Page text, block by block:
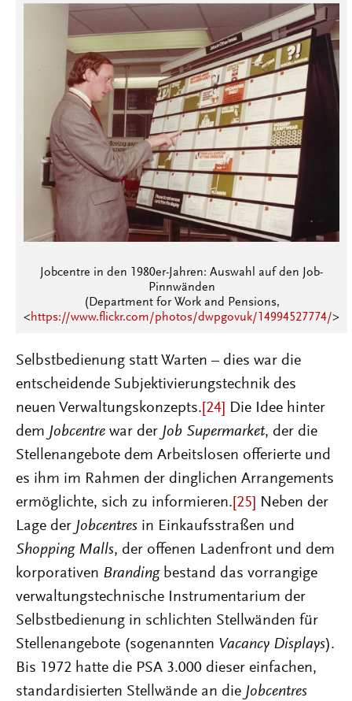
Jobcentre in den 1980er-Jahren: Auswahl auf den Job-
Pinnwänden
(Department for Work and Pensions,
<https://www.flickr.com/photos/dwpgovuk/14994527774/>
Selbstbedienung statt Warten – dies war die
entscheidende Subjektivierungstechnik des
neuen Verwaltungskonzepts. [24] Die Idee hinter
dem Jobcentre war der Job Supermarket, der die
Stellenangebote dem Arbeitslosen offerierte und
es ihm im Rahmen der dinglichen Arrangements
ermöglichte, sich zu informieren. [25]
Neben der
Lage der Jobcentres in Einkaufsstraßen und
Shopping Malls, der offenen Ladenfront und dem
korporativen Brandingbestand das vorrangige
verwaltungstechnische Instrumentarium der
Selbstbedienung in schlichten Stellwänden für
Stellenangebote (sogenannten Vacancy Displays).
Bis 1972 hatte die PSA 3.000 dieser einfachen,
standardisierten Stellwände an die Jobcentres